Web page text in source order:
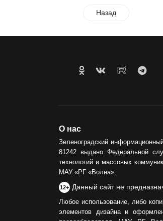
Назад
О нас
Зеленоградский
81242 выдано Федеральной
технологий и массовых
МАУ «РГ «Волна».
12+ Данный сайт не
Любое использование, либо
элементов дизайна и